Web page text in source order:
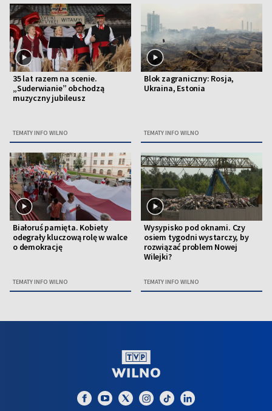
35 lat razem na scenie.
„Suderwianie” obchodzą
muzyczny jubileusz
TEMATY INFO WILNO
Blok zagraniczny: Rosja,
Ukraina, Estonia
TEMATY INFO WILNO
Białoruś pamięta. Kobiety
odegrały kluczową rolę w walce
o demokrację
TEMATY INFO WILNO
Wysypisko pod oknami. Czy
osiem tygodni wystarczy, by
rozwiązać problem Nowej
Wilejki?
TEMATY INFO WILNO